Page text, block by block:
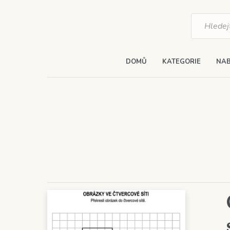
Products
search
DOMŮ KATEGORIE